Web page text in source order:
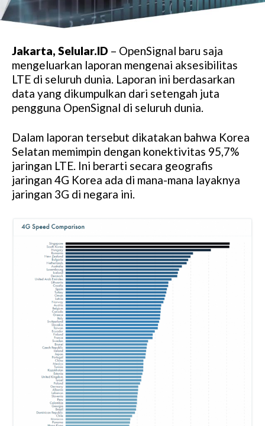
Jakarta, Selular.ID – OpenSignal baru saja
mengeluarkan laporan mengenai aksesibilitas
LTE di seluruh dunia. Laporan ini berdasarkan
data yang dikumpulkan dari setengah juta
pengguna OpenSignal di seluruh dunia.
Dalam laporan tersebut dikatakan bahwa Korea
Selatan memimpin dengan konektivitas 95,7%
jaringan LTE. Ini berarti secara geografis
jaringan 4G Korea ada di mana-mana layaknya
jaringan 3G di negara ini.